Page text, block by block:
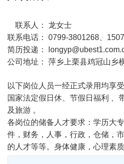
联系人 ：
龙女士
联系电话： 0799-3801268、
简历投递：
公司地址： 萍乡上栗县鸡冠山乡
以下岗位人员一经正式录用均享
国家法定假日休、节假日福利 、
及旅游 。
各岗位的储备人才要求：学历大
件，财务，人事，行政，仓储，
的人才等等。身体健康，心理素质